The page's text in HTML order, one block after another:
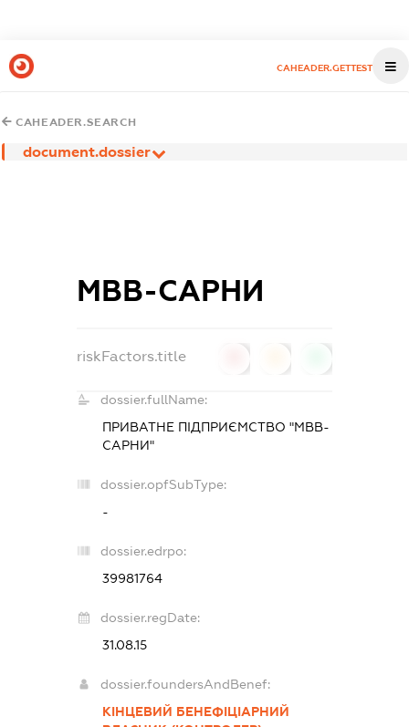
CAHEADER.GETTEST
CAHEADER.SEARCH
document.dossier
МВВ-САРНИ
riskFactors.title
dossier.fullName:
ПРИВАТНЕ ПІДПРИЄМСТВО "МВВ-
САРНИ"
dossier.opfSubType:
-
dossier.edrpo:
39981764
dossier.regDate:
31.08.15
dossier.foundersAndBenef:
КІНЦЕВИЙ БЕНЕФІЦІАРНИЙ